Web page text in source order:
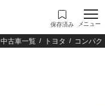
保存済み メニュー
中古車一覧 トヨタ コンパク